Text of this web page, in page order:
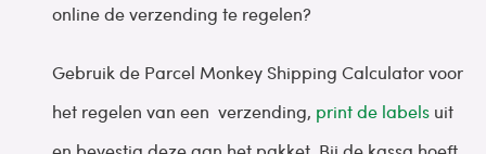
online de verzending te regelen?
Gebruik de Parcel Monkey Shipping Calculator voor
het regelen van een verzending, print de labels uit